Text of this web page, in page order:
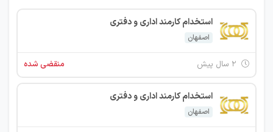
استخدام کارمند اداری و دفتری
اصفهان
منقضی شده
استخدام کارمند اداری و دفتری
اصفهان